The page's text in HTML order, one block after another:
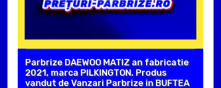
Parbrize DAEWOO MATIZ an fabricatie
2021, marca PILKINGTON. Produs
vandut de Vanzari Parbrize in BUFTEA